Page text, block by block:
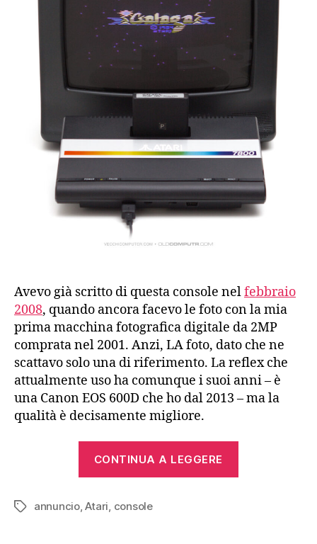
Avevo già scritto di questa console nelfebbraio
2008, quando ancora facevo le foto con la mia
prima macchina fotografica digitale da 2MP
comprata nel 2001. Anzi, LA foto, dato che ne
scattavo solo una di riferimento. La reflex che
attualmente uso ha comunque i suoi anni – è
una Canon EOS 600D che ho dal 2013 – ma la
qualità è decisamente migliore.
CONTINUA A LEGGERE
Tag annuncio,Atari, console